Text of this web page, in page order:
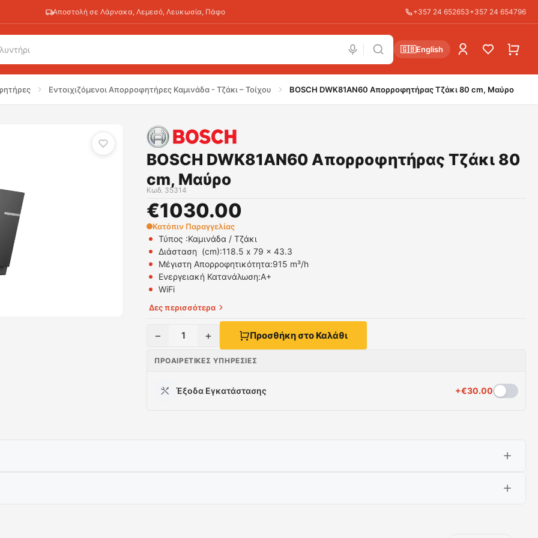
Αποστολή σε Λάρνακα, Λεμεσό, Λευκωσία, Πάφο +357 24 652653+357 24 654796
🇬🇧English
Εντοιχιζόμενοι Απορροφητήρες Καμινάδα - Τζάκι – Τοίχου BOSCH DWK81AN60 Απορροφητήρας Τζάκι 80 cm, Μαύρο
BOSCH DWK81AN60 Απορροφητήρας Τζάκι 80
cm, Μαύρο
Κωδ. 35314
€1030.00
Κατόπιν Παραγγελίας
Τύπος :Καμινάδα / Τζάκι
Διάσταση (cm):118.5 x 79 x 43.3
Μέγιστη Απορροφητικότητα:915 m³/h
Ενεργειακή Κατανάλωση:A+
WiFi
Δες περισσότερα
− 1 + Προσθήκη στο Καλάθι
ΠΡΟΑΙΡΕΤΙΚΈΣ ΥΠΗΡΕΣΊΕΣ
Έξοδα Εγκατάστασης +€30.00